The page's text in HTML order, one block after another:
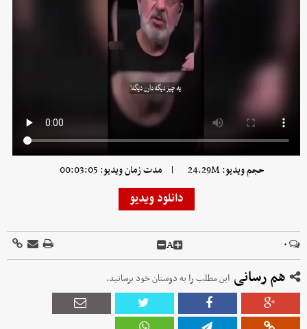
حجم ویدیو: 24.29M | مدت زمان ویدیو: 00:03:05
دانلود ویدیو
۰ A
هم رسانی این مطلب را به دوستان خود برسانید.